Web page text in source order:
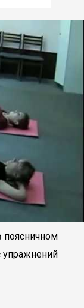
поясничном
упражнений